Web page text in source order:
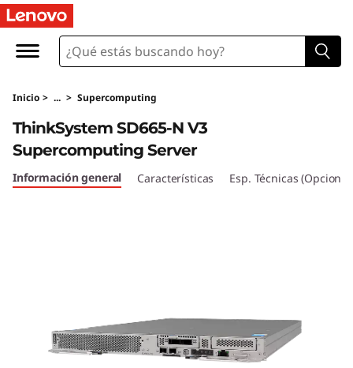
T
h
n
k
S
Inicio > ... > Supercomputing
ThinkSystem SD665-N V3
Supercomputing Server
Información general Características Esp. Técnicas